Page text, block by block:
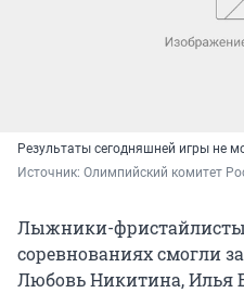
Результаты сегодняшней игры не
Источник: Олимпийский комитет
Лыжники-фристайлисты
соревнованиях смогли
Любовь Никитина, Илья